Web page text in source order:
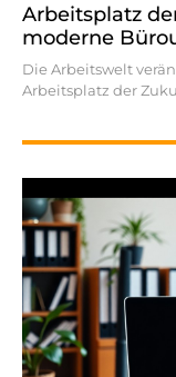
Arbeitsplatz
moderne
Die Arbeitswelt
Arbeitsplatz der